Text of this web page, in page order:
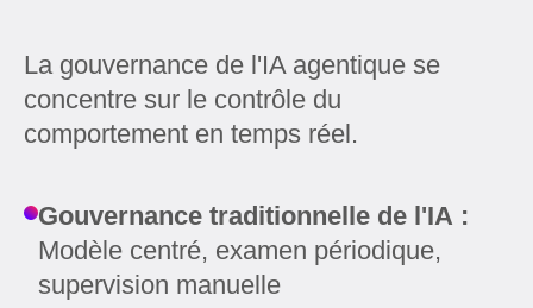
La gouvernance de l'IA agentique se
concentre sur le contrôle du
comportement en temps réel.
Gouvernance traditionnelle de l'IA :
Modèle centré, examen périodique,
supervision manuelle